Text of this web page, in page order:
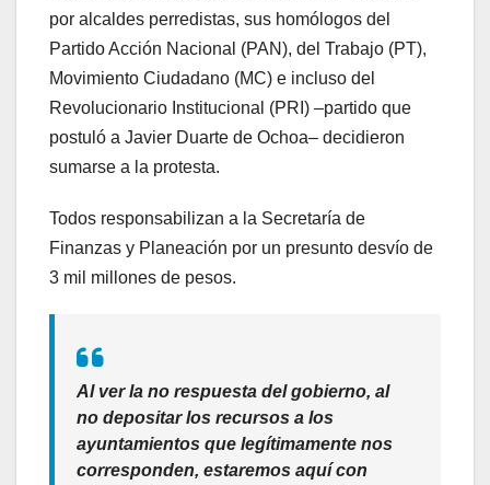
por alcaldes perredistas, sus homólogos del
Partido Acción Nacional (PAN), del Trabajo (PT),
Movimiento Ciudadano (MC) e incluso del
Revolucionario Institucional (PRI) –partido que
postuló a Javier Duarte de Ochoa– decidieron
sumarse a la protesta.
Todos responsabilizan a la Secretaría de
Finanzas y Planeación por un presunto desvío de
3 mil millones de pesos.
Al ver la no respuesta del gobierno, al
no depositar los recursos a los
ayuntamientos que legítimamente nos
corresponden, estaremos aquí con